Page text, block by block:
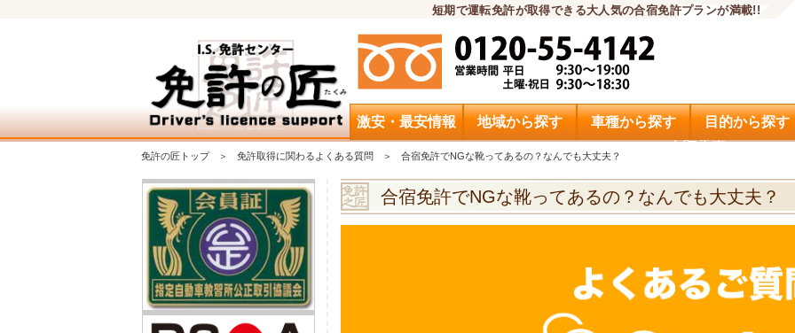
短期で運転免許が取得できる大人気の合宿免許プランが満載!!
激安・最安情報 地域から探す 車種から探す 目的から探す
免許の匠トップ 免許取得に関わるよくある質問 合宿免許でNGな靴ってあるの？なんでも大丈夫？
合宿免許でNGな靴ってあるの？なんでも大丈夫？